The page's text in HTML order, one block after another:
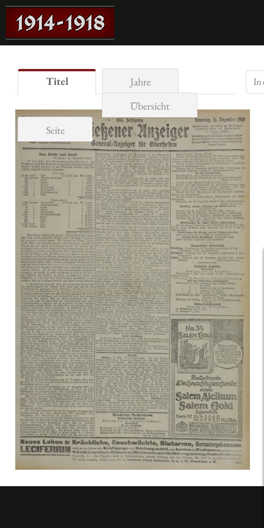
Titel
Jahre
Übersicht
Seite